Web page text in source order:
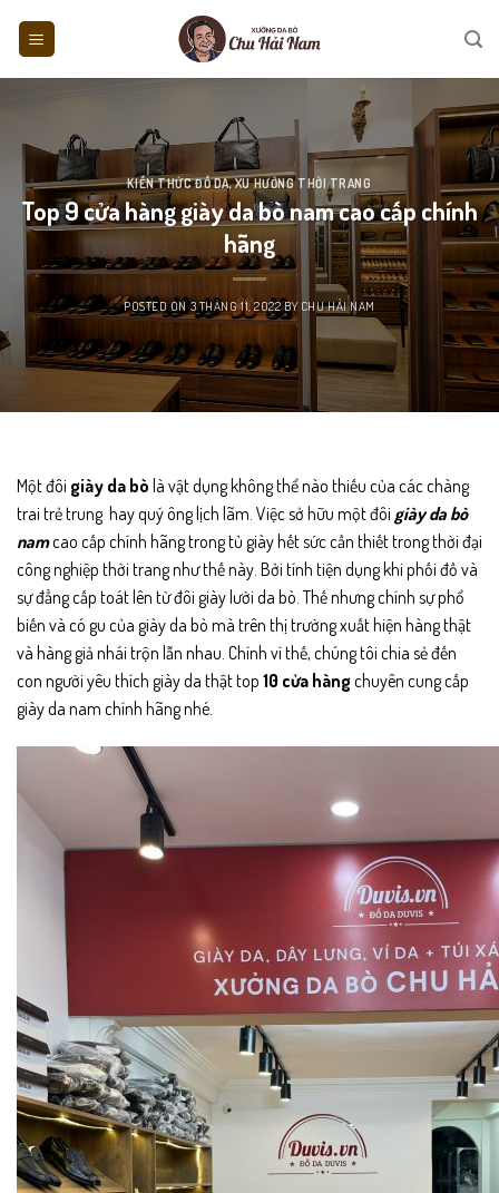
KIẾN THỨC ĐỒ DA,XU HƯỚNG THỜI TRANG
Top 9 cửa hàng giày da bò nam cao cấp chính
hãng
POSTED ON3 THÁNG 11, 2022BY CHU HẢI NAM
Một đôi giày da bò là vật dụng không thể nào thiếu của các chàng
trai trẻ trung hay quý ông lịch lãm. Việc sở hữu một đôi giày da bò
namcao cấp chính hãng trong tủ giày hết sức cần thiết trong thời đại
công nghiệp thời trang như thế này. Bởi tính tiện dụng khi phối đồ và
sự đẳng cấp toát lên từ đôi giày lười da bò. Thế nhưng chính sự phổ
biến và có gu của giày da bò mà trên thị trường xuất hiện hàng thật
và hàng giả nhái trộn lẫn nhau. Chính vì thế, chúng tôi chia sẻ đến
con người yêu thích giày da thật top 10 cửa hàngchuyên cung cấp
giày da nam chính hãng nhé.